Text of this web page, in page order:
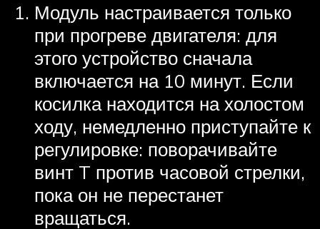
Модуль настраивается только
при прогреве двигателя: для
этого устройство сначала
включается на 10 минут. Если
косилка находится на холостом
ходу, немедленно приступайте к
регулировке: поворачивайте
винт T против часовой стрелки,
пока он не перестанет
вращаться.